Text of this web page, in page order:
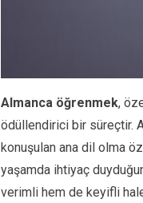
Almanca öğrenmek,
ödüllendirici bir süreçtir.
konuşulan ana dil olma
yaşamda ihtiyaç
verimli hem de keyifli